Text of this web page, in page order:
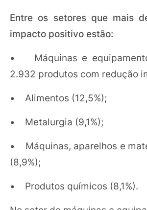
Entre os setores que mais
impacto positivo estão:
• Máquinas e
2.932 produtos com redução
• Alimentos (12,5%);
• Metalurgia (9,1%);
• Máquinas, aparelhos e
(8,9%);
• Produtos químicos (8,1%).